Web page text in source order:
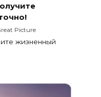
Picture
жизненный